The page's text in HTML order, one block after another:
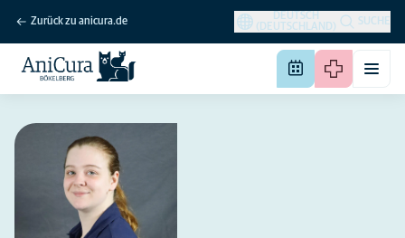
Zurück zu anicura.de
DEUTSCH
(DEUTSCHLAND)
SUCHE